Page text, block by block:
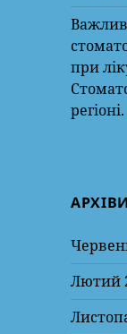
при
регіоні.
АРХІВИ
Лютий